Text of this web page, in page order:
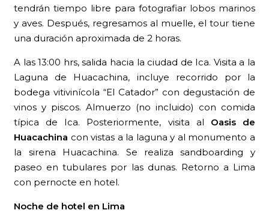
tendrán tiempo libre para fotografiar lobos marinos
y aves. Después, regresamos al muelle, el tour tiene
una duración aproximada de 2 horas.
A las 13:00 hrs, salida hacia la ciudad de Ica. Visita a la
Laguna de Huacachina, incluye recorrido por la
bodega vitivinícola “El Catador” con degustación de
vinos y piscos. Almuerzo (no incluido) con comida
típica de Ica. Posteriormente, visita al Oasis de
Huacachina con vistas a la laguna y al monumento a
la sirena Huacachina. Se realiza sandboarding y
paseo en tubulares por las dunas. Retorno a Lima
con pernocte en hotel.
Noche de hotel en Lima